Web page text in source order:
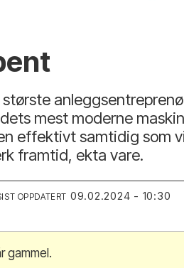
største
mest moderne
effektivt samtidig som
framtid, ekta vare.
OPPDATERT 09.02.2024 - 10:30
gammel.